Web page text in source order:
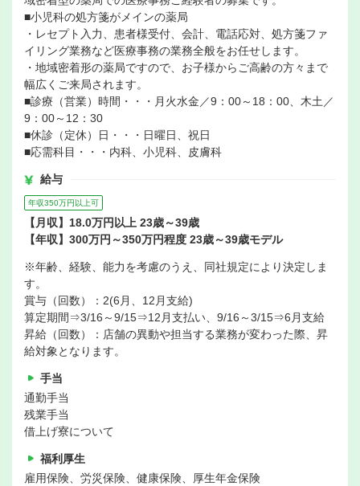
■小児科の処方箋がメインの薬局
・レセプト入力、患者様受付、会計、電話応対、処方箋ファ
イリング業務など医療事務の業務全般をお任せします。
・地域密着形の薬局ですので、お子様からご高齢の方々まで
幅広くご来局されます。
■診療（営業）時間・・・月火水金／9：00～18：00、木土／
9：00～12：30
■休診（定休）日・・・日曜日、祝日
■応需科目・・・内科、小児科、皮膚科
給与
年収350万円以上可
【月収】18.0万円以上 23歳～39歳
【年収】300万円～350万円程度 23歳～39歳モデル
※年齢、経験、能力を考慮のうえ、同社規定により決定しま
す。
賞与（回数）：2(6月、12月支給)
算定期間⇒3/16～9/15⇒12月支払い、9/16～3/15⇒6月支給
昇給（回数）：店舗の異動や担当する業務が変わった際、昇
給対象となります。
手当
通勤手当
残業手当
借上げ寮について
福利厚生
雇用保険、労災保険、健康保険、厚生年金保険